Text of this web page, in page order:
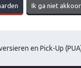
en Pick-Up